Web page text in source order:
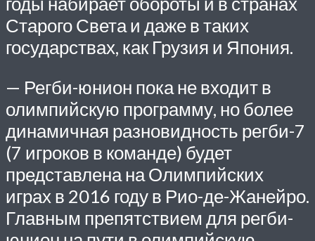
Старого Света и даже в таких
государствах, как Грузия и Япония.
— Регби-юнион пока не входит в
олимпийскую программу, но более
динамичная разновидность регби-7
(7 игроков в команде) будет
представлена на Олимпийских
играх в 2016 году в Рио-де-Жанейро.
Главным препятствием для регби-